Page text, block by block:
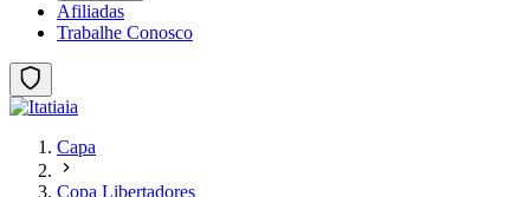
Afiliadas
Trabalhe Conosco
Capa
Copa Libertadores